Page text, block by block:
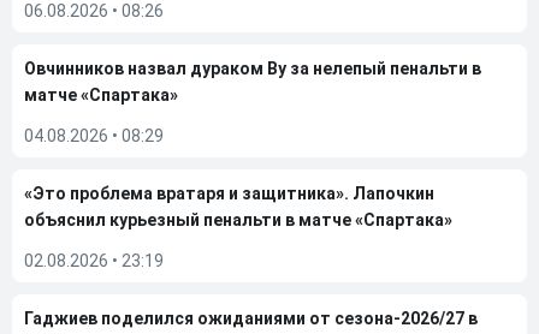
06.08.2026 • 08:26
Овчинников назвал дураком Ву за нелепый пенальти в
матче «Спартака»
04.08.2026 • 08:29
«Это проблема вратаря и защитника». Лапочкин
объяснил курьезный пенальти в матче «Спартака»
02.08.2026 • 23:19
Гаджиев поделился ожиданиями от сезона-2026/27 в